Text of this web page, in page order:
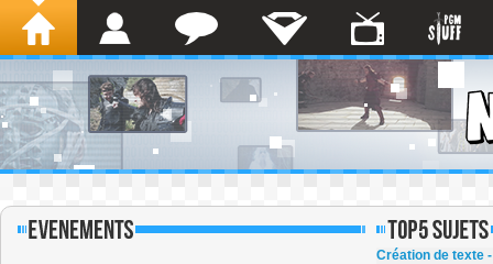
Création de texte